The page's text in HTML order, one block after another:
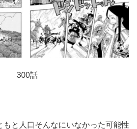
300話
もと人口そんなにいなかった可能性